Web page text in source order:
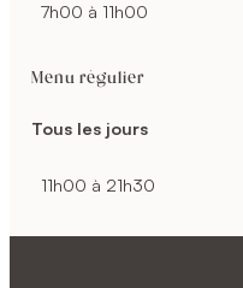
7h00 à 11h00
Menu régulier
Tous les jours
11h00 à 21h30